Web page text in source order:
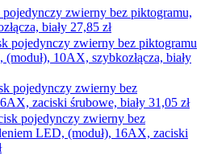
pojedynczy zwierny bez piktogramu,
biały 27,85 zł
pojedynczy zwierny bez piktogramu
10AX, szybkozłącza, biały
pojedynczy zwierny bez
zaciski śrubowe, biały 31,05 zł
pojedynczy zwierny bez
LED, (moduł), 16AX, zaciski